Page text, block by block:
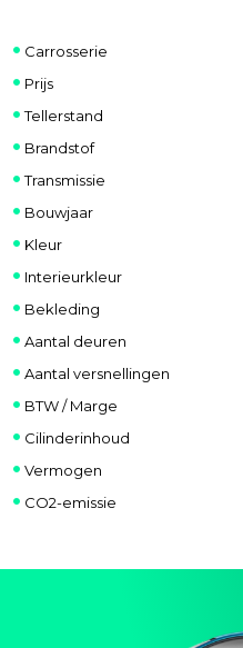
Carrosserie
Prijs
Tellerstand
Brandstof
Transmissie
Bouwjaar
Kleur
Interieurkleur
Bekleding
Aantal deuren
Aantal versnellingen
BTW / Marge
Cilinderinhoud
Vermogen
CO2-emissie